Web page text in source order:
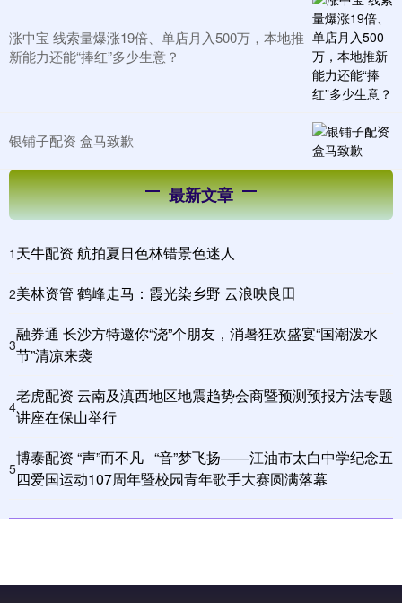
涨中宝 线索量爆涨19倍、单店月入500万，本地推
新能力还能“捧红”多少生意？
银铺子配资 盒马致歉
最新文章
1 天牛配资 航拍夏日色林错景色迷人
2美林资管 鹤峰走马：霞光染乡野 云浪映良田
3
融券通 长沙方特邀你“浇”个朋友，消暑狂欢盛宴“国潮泼水
节”清凉来袭
4
老虎配资 云南及滇西地区地震趋势会商暨预测预报方法专题
讲座在保山举行
5
博泰配资 “声”而不凡 “音”梦飞扬——江油市太白中学纪念五
四爱国运动107周年暨校园青年歌手大赛圆满落幕